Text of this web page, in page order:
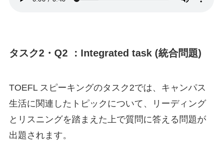
タスク2・Q2 ：Integrated task (統合問題)
TOEFL スピーキングのタスク2では、キャンパス
生活に関連したトピックについて、リーディング
とリスニングを踏まえた上で質問に答える問題が
出題されます。